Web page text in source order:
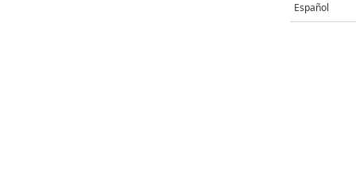
Español